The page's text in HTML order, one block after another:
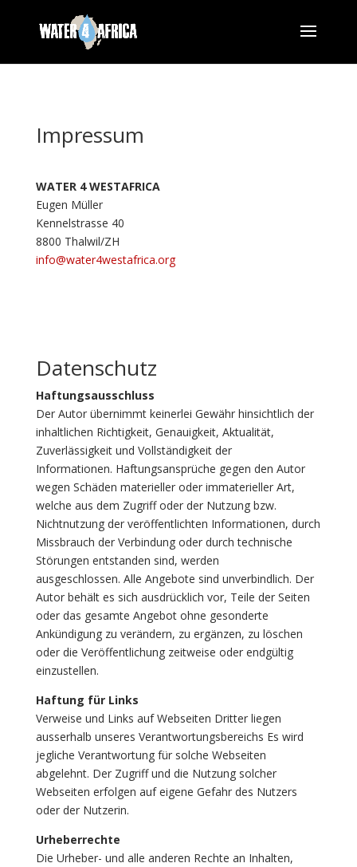
Impressum
WATER 4 WESTAFRICA
Eugen Müller
Kennelstrasse 40
8800 Thalwil/ZH
info@water4westafrica.org
Datenschutz
Haftungsausschluss
Der Autor übernimmt keinerlei Gewähr hinsichtlich der
inhaltlichen Richtigkeit, Genauigkeit, Aktualität,
Zuverlässigkeit und Vollständigkeit der
Informationen. Haftungsansprüche gegen den Autor
wegen Schäden materieller oder immaterieller Art,
welche aus dem Zugriff oder der Nutzung bzw.
Nichtnutzung der veröffentlichten Informationen, durch
Missbrauch der Verbindung oder durch technische
Störungen entstanden sind, werden
ausgeschlossen. Alle Angebote sind unverbindlich. Der
Autor behält es sich ausdrücklich vor, Teile der Seiten
oder das gesamte Angebot ohne gesonderte
Ankündigung zu verändern, zu ergänzen, zu löschen
oder die Veröffentlichung zeitweise oder endgültig
einzustellen.
Haftung für Links
Verweise und Links auf Webseiten Dritter liegen
ausserhalb unseres Verantwortungsbereichs Es wird
jegliche Verantwortung für solche Webseiten
abgelehnt. Der Zugriff und die Nutzung solcher
Webseiten erfolgen auf eigene Gefahr des Nutzers
oder der Nutzerin.
Urheberrechte
Die Urheber- und alle anderen Rechte an Inhalten,